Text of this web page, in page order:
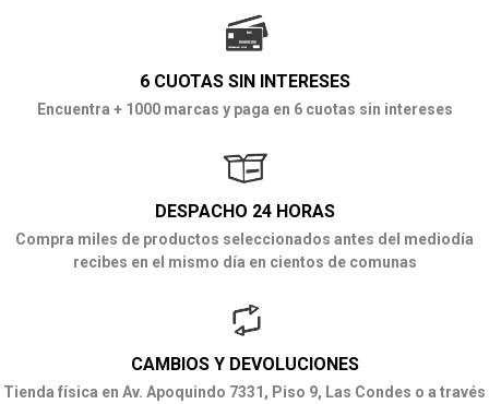
6 CUOTAS SIN INTERESES
Encuentra + 1000 marcas y paga en 6 cuotas sin intereses
DESPACHO 24 HORAS
Compra miles de productos seleccionados antes del mediodía
recibes en el mismo día en cientos de comunas
CAMBIOS Y DEVOLUCIONES
Tienda física en Av. Apoquindo 7331, Piso 9, Las Condes o a través